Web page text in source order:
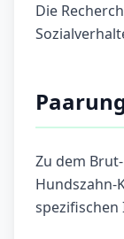
Die
Zu dem
Hundszahn-